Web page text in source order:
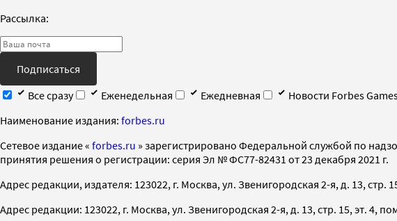
Рассылка:
Подписаться
Все сразу
Еженедельная Ежедневная
Новости Forbes
Наименование издания: forbes.ru
Cетевое издание « forbes.ru » зарегистрировано Федеральной службой по
принятия решения о регистрации: серия Эл № ФС77-82431 от 23 декабря 2021 г.
Адрес редакции, издателя: 123022, г. Москва, ул. Звенигородская 2-я, д. 13, стр.
Адрес редакции: 123022, г. Москва, ул. Звенигородская 2-я, д. 13, стр. 15, эт. 4,